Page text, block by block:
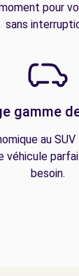
pour
sans
gamme
au
véhicule
besoin.